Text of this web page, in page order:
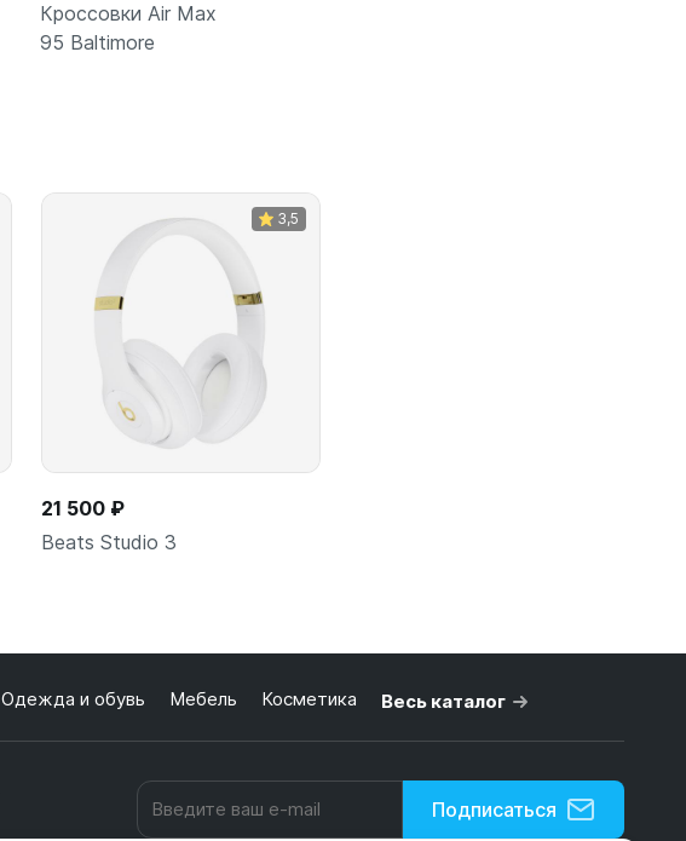
Кроссовки Air Max
95 Baltimore
3,5
В корзину
21 500 ₽
Beats Studio 3
Одежда и обувь Мебель Косметика Весь каталог
Подписаться